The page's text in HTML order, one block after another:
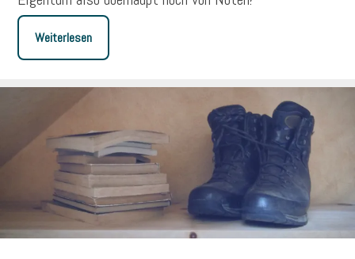
Weiterlesen